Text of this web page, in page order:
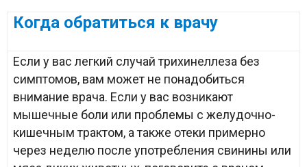
Когда обратиться к врачу
Если у вас легкий случай трихинеллеза без
симптомов, вам может не понадобиться
внимание врача. Если у вас возникают
мышечные боли или проблемы с желудочно-
кишечным трактом, а также отеки примерно
через неделю после употребления свинины или